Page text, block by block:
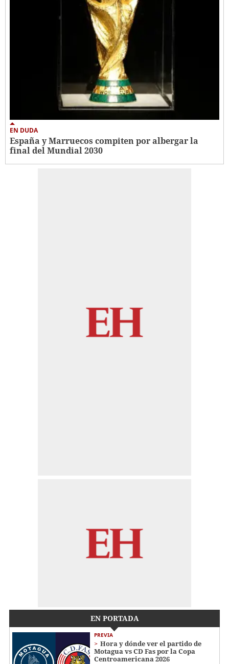
EN DUDA
España y Marruecos compiten por albergar la
final del Mundial 2030
EN PORTADA
PREVIA
Hora y dónde ver el partido de
Motagua vs CD Fas por la Copa
Centroamericana 2026